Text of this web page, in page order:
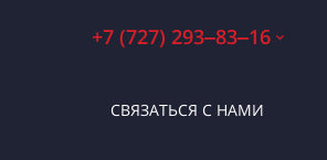
+7 (727) 293‒83‒16
СВЯЗАТЬСЯ С НАМИ